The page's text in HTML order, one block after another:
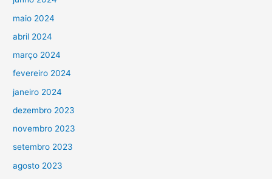
maio 2024
abril 2024
março 2024
fevereiro 2024
janeiro 2024
dezembro 2023
novembro 2023
setembro 2023
agosto 2023